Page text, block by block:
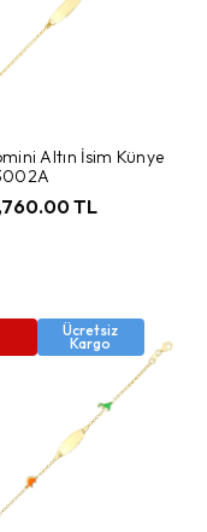
Altın İsim Künye
TL
Ücretsiz
Kargo